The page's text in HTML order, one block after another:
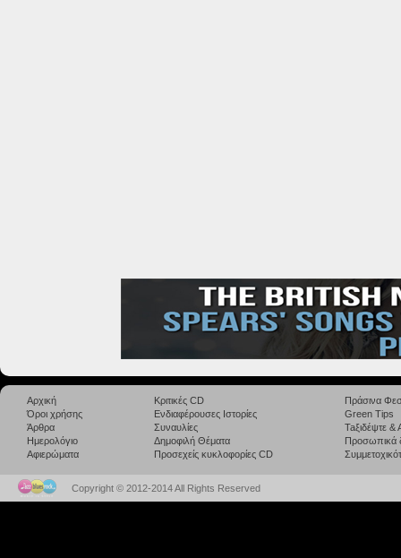
Αρχική
Όροι χρήσης
Άρθρα
Ημερολόγιο
Αφιερώματα
Κριτικές CD
Ενδιαφέρουσες Ιστορίες
Συναυλίες
Δημοφιλή Θέματα
Προσεχείς κυκλοφορίες CD
Πράσινα
Green Tips
Taξιδέψτε
Προσωπικά
Copyright © 2012-2014 All Rights Reserved